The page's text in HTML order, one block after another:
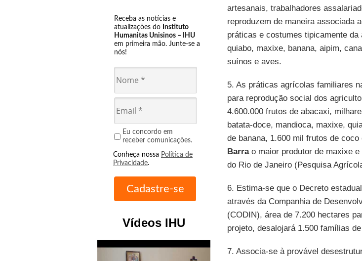
Receba as notícias e
atualizações do Instituto
Humanitas Unisinos – IHU
em primeira mão. Junte-se a
nós!
Eu concordo em
receber comunicações.
Conheça nossa Política de
Privacidade.
Vídeos IHU
artesanais, trabalhadores
reproduzem de maneira associada
práticas e costumes tipicamente
quiabo, maxixe, banana, aipim,
suínos e aves.
5. As práticas agrícolas familiares
para reprodução social dos
4.600.000 frutos de abacaxi,
batata-doce, mandioca, maxixe,
de banana, 1.600 mil frutos de
Barra o maior produtor de maxixe
do Rio de Janeiro (Pesquisa
6. Estima-se que o Decreto
através da Companhia de
(CODIN), área de 7.200 hectares
projeto, desalojará 1.500 famílias
7. Associa-se à provável